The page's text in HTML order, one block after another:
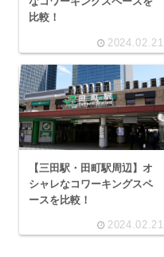
比較！
2024.02.21
【三田駅・田町駅周辺】オ
シャレなコワーキングスペ
ースを比較！
2024.02.21